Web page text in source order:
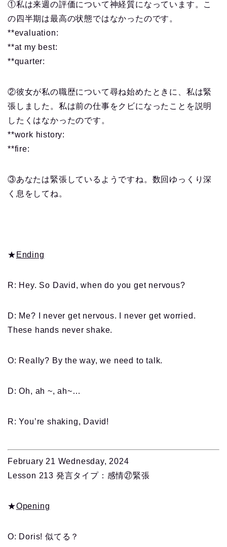
①私は来週の評価について神経質になっています。こ
の四半期は最高の状態ではなかったのです。
**evaluation:
**at my best:
**quarter:
②彼女が私の職歴について尋ね始めたときに、私は緊
張しました。私は前の仕事をクビになったことを説明
したくはなかったのです。
**work history:
**fire:
③あなたは緊張しているようですね。数回ゆっくり深
く息をしてね。
★ Ending
R: Hey. So David, when do you get nervous?
D: Me? I never get nervous. I never get worried.
These hands never shake.
O: Really? By the way, we need to talk.
D: Oh, ah ~, ah~…
R: You’re shaking, David!
February 21 Wednesday, 2024
Lesson 213 発言タイプ：感情㉗緊張
★Opening
O: Doris! 似てる？